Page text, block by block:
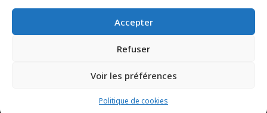
Accepter
Refuser
Voir les préférences
Politique de cookies
TCHEYA © 2017 – www.tcheya.com | All rights reserved